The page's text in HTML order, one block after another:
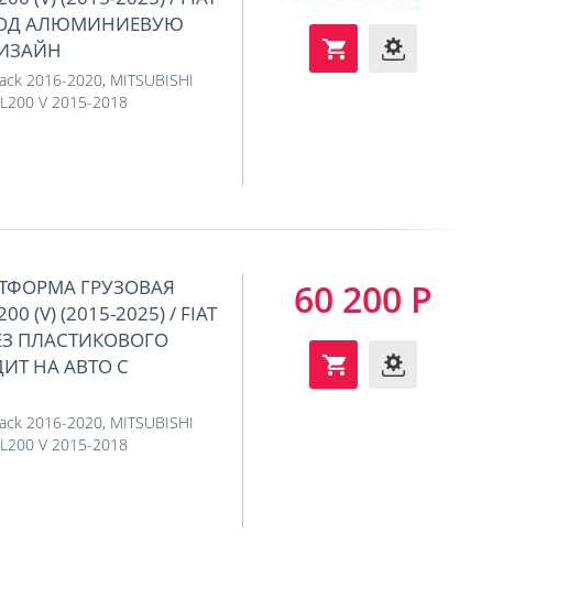
ПОД АЛЮМИНИЕВУЮ
2016-2020, MITSUBISHI
V 2015-2018
ГРУЗОВАЯ
(V) (2015-2025) / FIAT
ПЛАСТИКОВОГО
НА АВТО С
2016-2020, MITSUBISHI
V 2015-2018
60 200 Р